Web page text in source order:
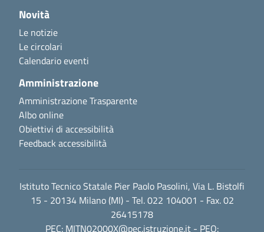
Novità
Le notizie
Le circolari
Calendario eventi
Amministrazione
Amministrazione Trasparente
Albo online
Obiettivi di accessibilità
Feedback accessibilità
Istituto Tecnico Statale Pier Paolo Pasolini, Via L. Bistolfi
15 - 20134 Milano (MI) - Tel. 022 104001 - Fax. 02
26415178
PEC: MITN02000X@pec.istruzione.it - PEO: